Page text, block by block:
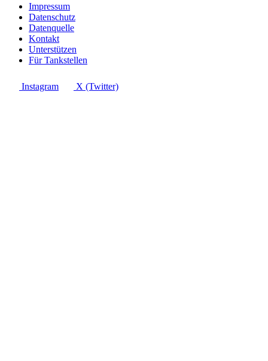
Impressum
Datenschutz
Datenquelle
Kontakt
Unterstützen
Für Tankstellen
Instagram X (Twitter)